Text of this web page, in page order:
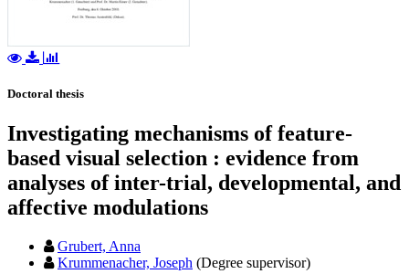
Doctoral thesis
Investigating mechanisms of feature-
based visual selection : evidence from
analyses of inter-trial, developmental, and
affective modulations
Grubert, Anna
Krummenacher, Joseph (Degree supervisor)